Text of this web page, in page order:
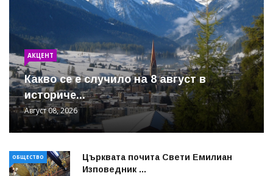
АКЦЕНТ
Какво се е случило на 8 август в
историче...
Август 08, 2026
ОБЩЕСТВО
Църквата почита Свeти Емилиан
Изповедник ...